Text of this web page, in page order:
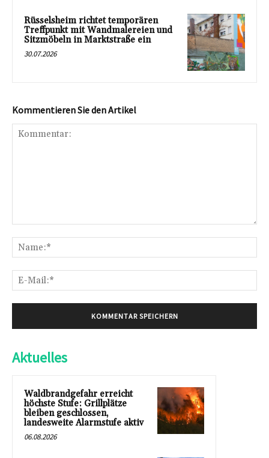
Rüsselsheim richtet temporären
Treffpunkt mit Wandmalereien und
Sitzmöbeln in Marktstraße ein
30.07.2026
Kommentieren Sie den Artikel
Aktuelles
Waldbrandgefahr erreicht
höchste Stufe: Grillplätze
bleiben geschlossen,
landesweite Alarmstufe aktiv
06.08.2026